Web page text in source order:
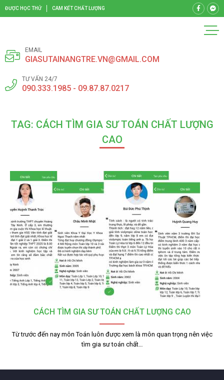
ĐƯỢC HỌC THỬ CAM KẾT CHẤT LƯỢNG
EMAIL
GIASUTAINANGTRE.VN@GMAIL.COM
TƯ VẤN 24/7
090.333.1985 - 09.87.87.0217
TAG: CÁCH TÌM GIA SƯ TOÁN CHẤT LƯỢNG
CAO
CÁCH TÌM GIA SƯ TOÁN CHẤT LƯỢNG CAO
Từ trước đến nay môn Toán luôn được xem là môn quan trọng nên việc
tìm gia sư toán chất…